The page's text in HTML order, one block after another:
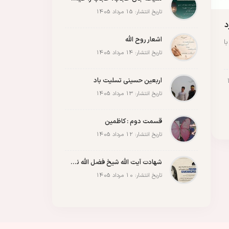
پویش
پیروزی کربلا
تاریخ انتشار: 15 مرداد 1405
اشعار روح الله
تاریخ انتشار: 14 مرداد 1405
اربعین حسینی تسلیت باد
تاریخ انتشار: 13 مرداد 1405
قسمت دوم : کاظمین
تاریخ انتشار: 12 مرداد 1405
شهادت آیت الله شیخ فضل الله نوری
تاریخ انتشار: 10 مرداد 1405